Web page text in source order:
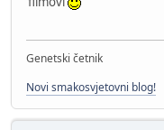
Genetski četnik
Novi smakosvjetovni blog!